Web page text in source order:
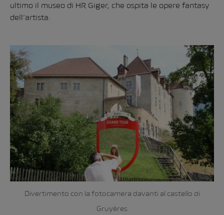
ultimo il museo di HR Giger, che ospita le opere fantasy
dell’artista.
Divertimento con la fotocamera davanti al castello di
Gruyères